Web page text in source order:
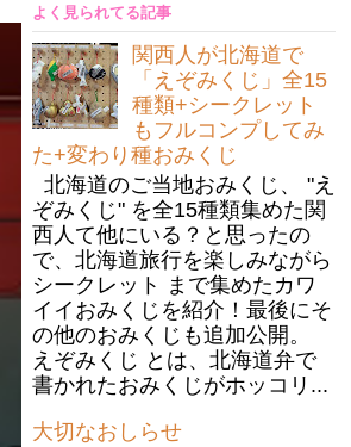
よく見られてる記事
関西人が北海道で
「えぞみくじ」全15
種類+シークレット
もフルコンプしてみ
た+変わり種おみくじ
北海道のご当地おみくじ、 "え
ぞみくじ" を全15種類集めた関
西人て他にいる？と思ったの
で、北海道旅行を楽しみながら
シークレット まで集めたカワ
イイおみくじを紹介！最後にそ
の他のおみくじも追加公開。
えぞみくじ とは、北海道弁で
書かれたおみくじがホッコリ...
大切なおしらせ